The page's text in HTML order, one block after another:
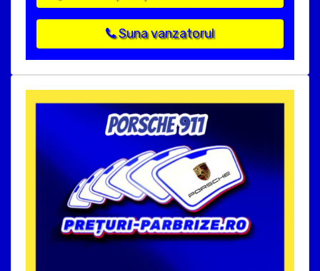
Suna vanzatorul